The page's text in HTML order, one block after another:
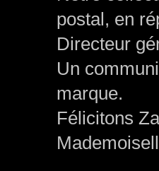
postal, en
Directeur
Un
marque.
Félicitons